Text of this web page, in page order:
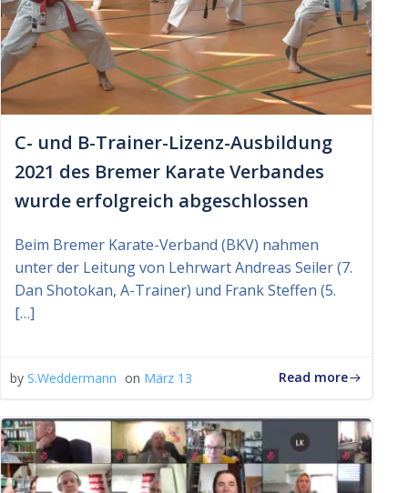
C- und B-Trainer-Lizenz-Ausbildung
2021 des Bremer Karate Verbandes
wurde erfolgreich abgeschlossen
Beim Bremer Karate-Verband (BKV) nahmen
unter der Leitung von Lehrwart Andreas Seiler (7.
Dan Shotokan, A-Trainer) und Frank Steffen (5.
[…]
by S.Weddermann on März 13 Read more